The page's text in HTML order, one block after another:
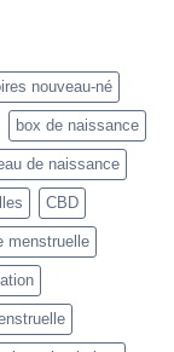
nouveau-né
box de naissance
de naissance
CBD
menstruelle